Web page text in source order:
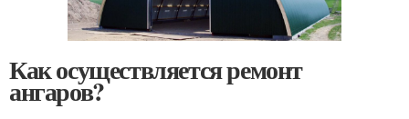
Как осуществляется ремонт
ангаров?